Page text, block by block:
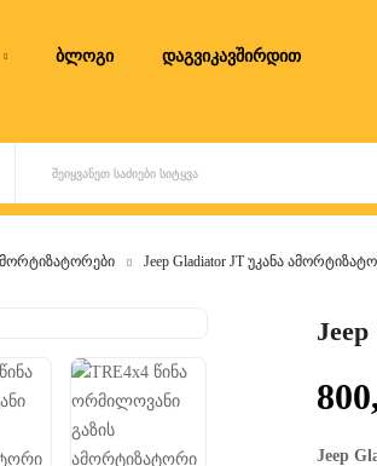
ბლოგი
დაგვიკავშირდით
ᲨᲔᲘᲧᲕᲐᲜᲔᲗ ᲡᲐᲫᲘᲔᲑᲘ ᲡᲘᲢᲧᲕᲐ
Jeep Gladiator JT უკანა
Jeep